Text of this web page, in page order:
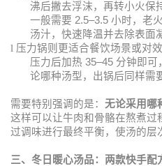
沸后撇去浮沫，再转小火保
一般需要 2.5–3.5 小时，老
汤汁，快速降温并去除表面
l 压力锅则更适合餐饮场景或对
压力后加热 35–45 分钟即可
论哪种汤型，出锅后同样需
需要特别强调的是： 无论采用哪
这样可以让牛肉和骨骼在熬煮过
过调味进行最终平衡，使汤的层
三、冬日暖心汤品：两款快手配